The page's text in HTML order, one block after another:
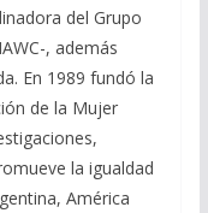
del Grupo
, además
En 1989 fundó la
de la Mujer
la igualdad
América